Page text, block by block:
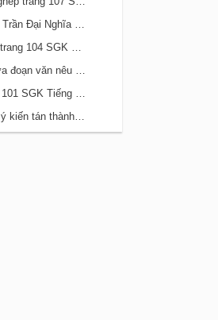
Bài 21 Anh hùng lao động Trần Đại Nghĩa trang 106 SGK Tiếng Việt 5 Kết nối tri thức tập 2
Bài 20 Đền ơn đáp nghĩa trang 104 SGK Tiếng Việt 5 Kết nối tri thức tập 2
Bài 20 Đánh giá, chỉnh sửa đoạn văn nêu ý kiến tán thành một sự vật, hiện tượng trang 103 SGK Tiếng Việt 5 Kết nối tri thức tập 2
Bài 20 Cụ Đồ Chiểu trang 101 SGK Tiếng Việt 5 Kết nối tri thức tập 2
Bài 19 Viết đoạn văn nêu ý kiến tán thành một sự việc, hiện tượng (Bài viết số 1) trang 100 SGK Tiếng Việt 5 Kết nối tri thức tập 2